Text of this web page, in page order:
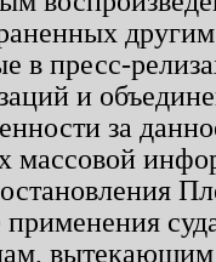
в пресс-
и
за
массовой
применения
вытекающим